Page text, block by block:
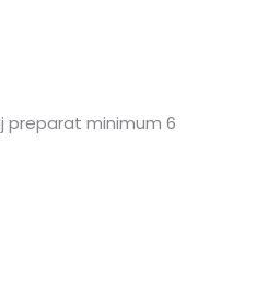
preparat minimum 6